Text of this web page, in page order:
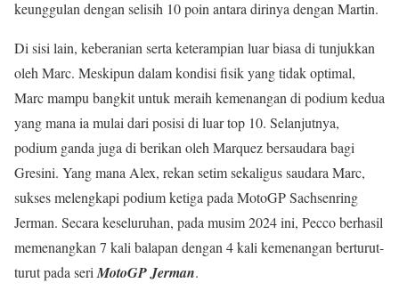
keunggulan dengan selisih 10 poin antara dirinya dengan Martin.
Di sisi lain, keberanian serta keterampian luar biasa di tunjukkan
oleh Marc. Meskipun dalam kondisi fisik yang tidak optimal,
Marc mampu bangkit untuk meraih kemenangan di podium kedua
yang mana ia mulai dari posisi di luar top 10. Selanjutnya,
podium ganda juga di berikan oleh Marquez bersaudara bagi
Gresini. Yang mana Alex, rekan setim sekaligus saudara Marc,
sukses melengkapi podium ketiga pada MotoGP Sachsenring
Jerman. Secara keseluruhan, pada musim 2024 ini, Pecco berhasil
memenangkan 7 kali balapan dengan 4 kali kemenangan berturut-
turut pada seri MotoGP Jerman.